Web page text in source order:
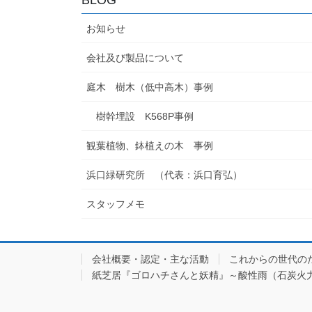
お知らせ
会社及び製品について
庭木 樹木（低中高木）事例
樹幹埋設 K568P事例
観葉植物、鉢植えの木 事例
浜口緑研究所 （代表：浜口育弘）
スタッフメモ
会社概要・認定・主な活動
これからの世代の
紙芝居『ゴロハチさんと妖精』～酸性雨（石炭火